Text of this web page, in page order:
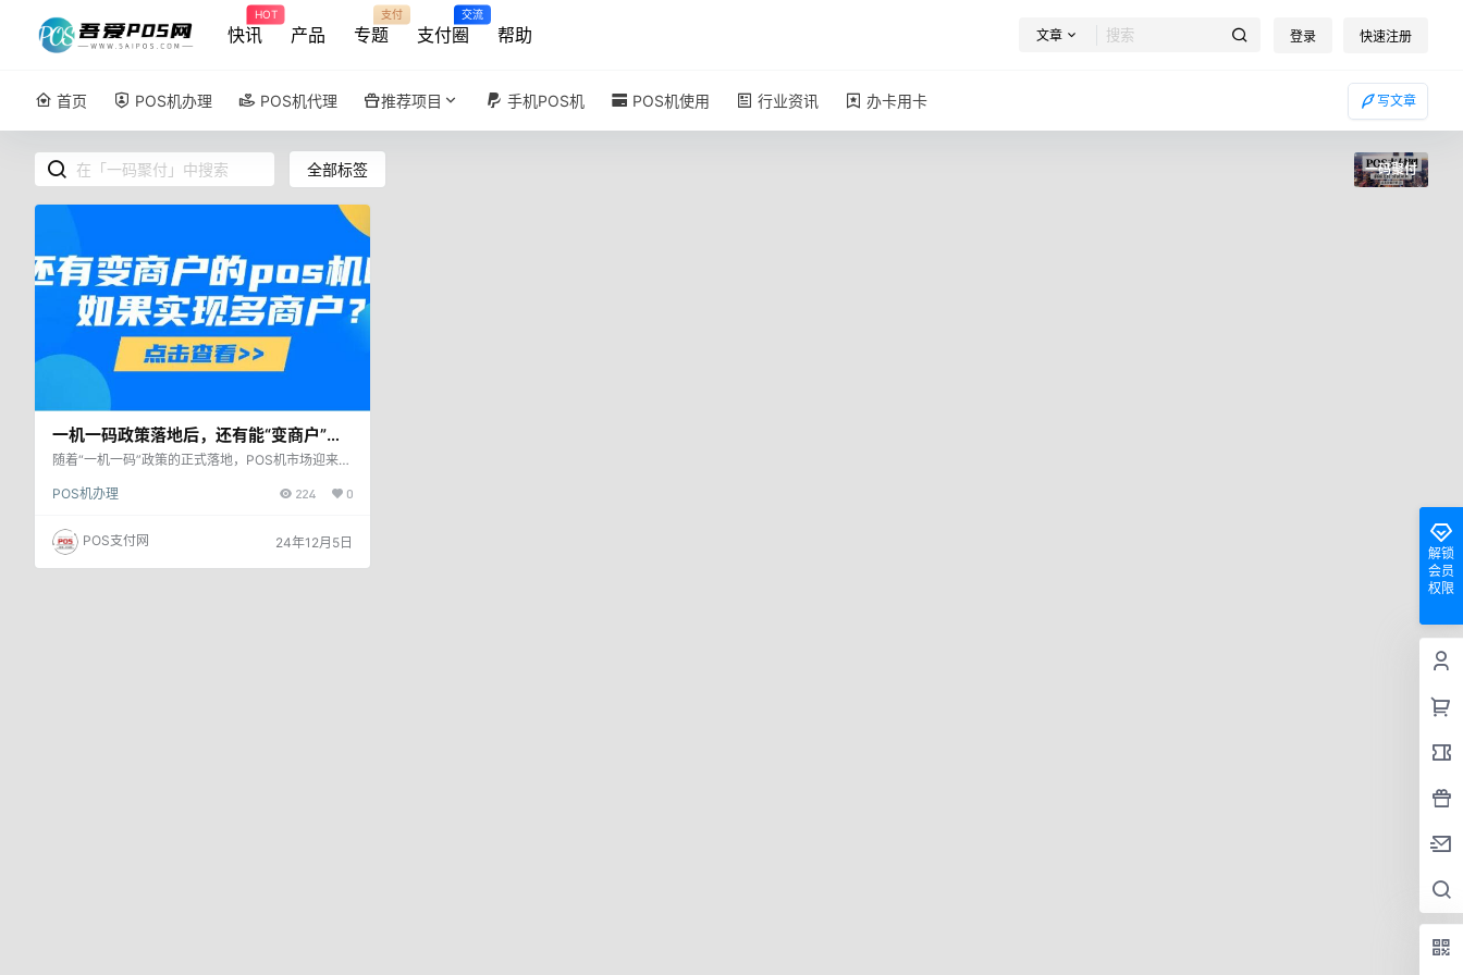
快讯
HOT
产品 专题
支付
支付圈
交流
帮助 文章 登录 快速注册
首页 POS机办理 POS机代理 推荐项目 手机POS机 POS机使用 行业资讯 办卡用卡 写文章
全部标签 一码聚付
一机一码政策落地后，还有能“变商户”的
pos机吗？卡友如何合理合规的实现多商
随着“一机一码”政策的正式落地，POS机市场迎来了
不同支付机构的产品数量不得超过5个，同一支付机
些措施旨在规范市场秩序，提升交易安全性。 对于
卡友们来说，这些新规无疑带来了一定的挑战。如何
在严格遵守政策的前提下，继续使用POS机进行账
POS机办理 224 0
POS支付网 24年12月5日
解锁
会员
权限